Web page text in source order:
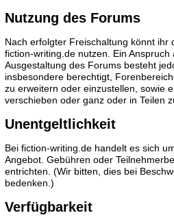
Nutzung des Forums
Nach erfolgter Freischaltung könnt ihr
fiction-writing.de nutzen. Ein
Ausgestaltung des Forums besteht
insbesondere berechtigt,
zu erweitern oder einzustellen, sowie
verschieben oder ganz oder in Teilen
Unentgeltlichkeit
Bei fiction-writing.de handelt es sich
Angebot. Gebühren oder
entrichten. (Wir bitten, dies bei
bedenken.)
Verfügbarkeit